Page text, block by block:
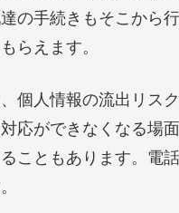
の手続きもそこから
らえます。
個人情報の流出リス
応ができなくなる場
こともあります。電